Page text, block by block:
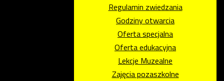
Regulamin zwiedzania
Godziny otwarcia
Oferta specjalna
Oferta edukacyjna
Lekcje Muzealne
Zajęcia pozaszkolne